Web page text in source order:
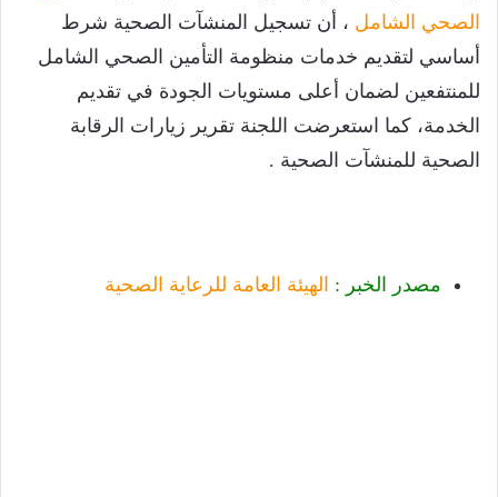
الصحي الشامل ، أن تسجيل المنشآت الصحية شرط
أساسي لتقديم خدمات منظومة التأمين الصحي الشامل
للمنتفعين لضمان أعلى مستويات الجودة في تقديم
الخدمة، كما استعرضت اللجنة تقرير زيارات الرقابة
الصحية للمنشآت الصحية .
مصدر الخبر : الهيئة العامة للرعاية الصحية